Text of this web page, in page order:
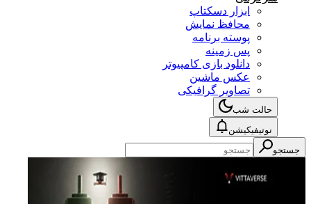
ابزار دسکتاپ
محافظ نمایش
پوسته برنامه
پس زمینه
دانلود بازی کامپیوتر
عکس ماشین
تصاویر گرافیکی
حالت شب
نوتیفیکیشن
جستجو